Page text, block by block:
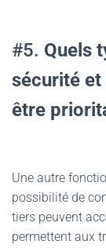
#5. Quels
sécurité
être
Une autre
possibilité de
tiers peuvent
permettent aux